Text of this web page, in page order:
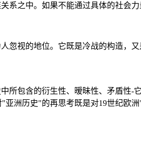
系之中。如果不能通过具体的社会
忽视的地位。它既是冷战的构造，
所包含的衍生性、暧昧性、矛盾性-
洲历史"的再思考既是对19世纪欧